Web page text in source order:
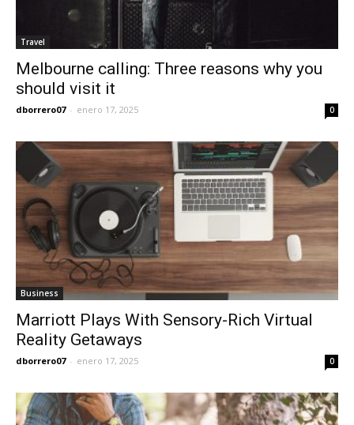
Travel
Melbourne calling: Three reasons why you
should visit it
dborrero07 - enero 17, 2025 0
Business
Marriott Plays With Sensory-Rich Virtual
Reality Getaways
dborrero07 - enero 17, 2025 0